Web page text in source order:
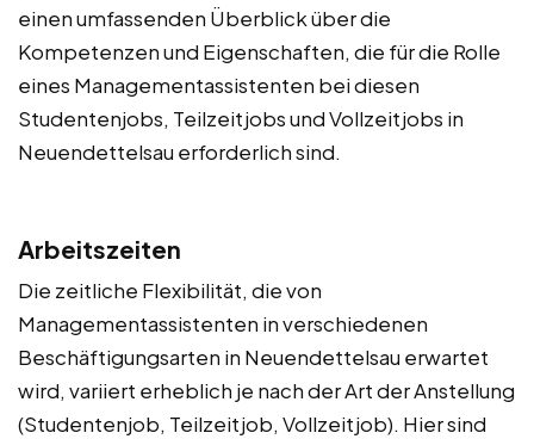
einen umfassenden Überblick über die
Kompetenzen und Eigenschaften, die für die Rolle
eines Managementassistenten bei diesen
Studentenjobs, Teilzeitjobs und Vollzeitjobs in
Neuendettelsau erforderlich sind.
Arbeitszeiten
Die zeitliche Flexibilität, die von
Managementassistenten in verschiedenen
Beschäftigungsarten in Neuendettelsau erwartet
wird, variiert erheblich je nach der Art der Anstellung
(Studentenjob, Teilzeitjob, Vollzeitjob). Hier sind